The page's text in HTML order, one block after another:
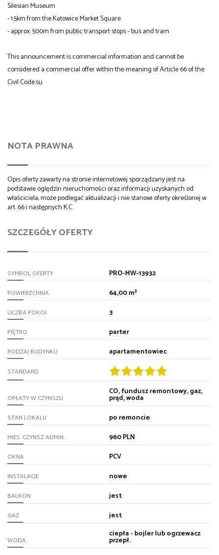
Silesian Museum
- 1.5km from the Katowice Market Square
- approx. 500m from public transport stops - bus and tram
This announcement is commercial information and cannot be
considered a commercial offer within the meaning of Article 66 of the
Civil Code.su
NOTA PRAWNA
Opis oferty zawarty na stronie internetowej sporządzany jest na
podstawie oględzin nieruchomości oraz informacji uzyskanych od
właściciela, może podlegać aktualizacji i nie stanowi oferty określonej w
art. 66 i następnych K.C.
SZCZEGÓŁY OFERTY
SYMBOL OFERTY PRO-MW-13932
POWIERZCHNIA 64,00 m²
LICZBA POKOI 3
PIĘTRO parter
RODZAJ BUDYNKU apartamentowiec
STANDARD
OPŁATY W CZYNSZU
CO, fundusz remontowy, gaz,
prąd, woda
STAN LOKALU po remoncie
MIES. CZYNSZ ADMIN. 960 PLN
OKNA PCV
INSTALACJE nowe
BALKON jest
GAZ jest
WODA
ciepła - bojler lub ogrzewacz
przepł.